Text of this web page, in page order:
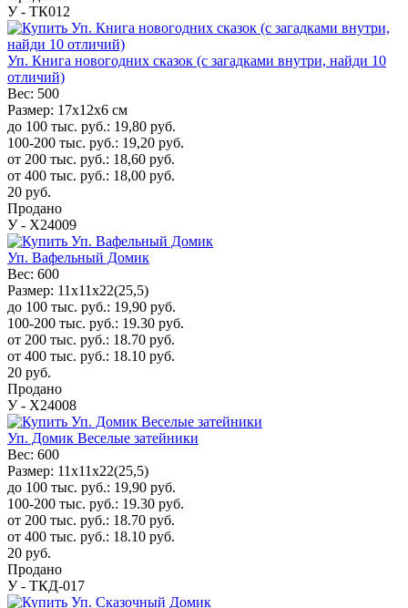
У - ТК012
Уп. Книга новогодних сказок (с загадками внутри, найди 10
отличий)
Вес: 500
Размер: 17x12x6 см
до 100 тыс. руб.: 19,80 руб.
100-200 тыс. руб.: 19,20 руб.
от 200 тыс. руб.: 18,60 руб.
от 400 тыс. руб.: 18,00 руб.
20 руб.
Продано
У - Х24009
Уп. Вафельный Домик
Вес: 600
Размер: 11х11х22(25,5)
до 100 тыс. руб.: 19,90 руб.
100-200 тыс. руб.: 19.30 руб.
от 200 тыс. руб.: 18.70 руб.
от 400 тыс. руб.: 18.10 руб.
20 руб.
Продано
У - Х24008
Уп. Домик Веселые затейники
Вес: 600
Размер: 11х11х22(25,5)
до 100 тыс. руб.: 19,90 руб.
100-200 тыс. руб.: 19.30 руб.
от 200 тыс. руб.: 18.70 руб.
от 400 тыс. руб.: 18.10 руб.
20 руб.
Продано
У - ТКД-017